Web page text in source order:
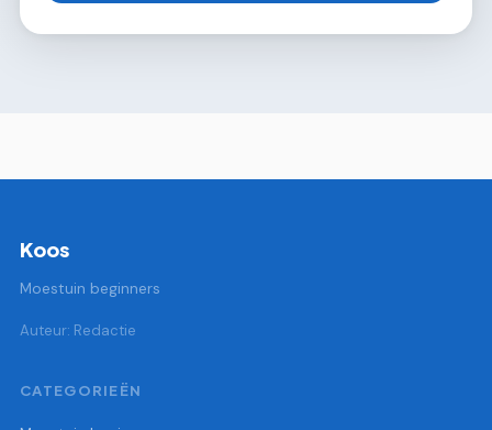
Koos
Moestuin beginners
Auteur: Redactie
CATEGORIEËN